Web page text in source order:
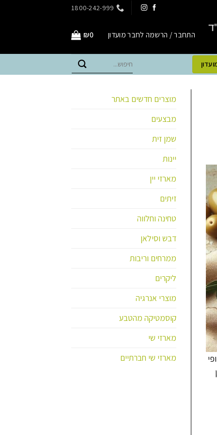
1800-242-999
התחבר / הרשמה לחבר מועדון ₪0
מוצרים חדשים באתר
מבצעים
שמן זית
יינות
מארזי יין
זיתים
טחינה וחלווה
דבש וסילאן
ממרחים וריבות
ליקרים
מוצרי אנרגיה
קוסמטיקה מהטבע
מארזי שי
מארזי שי חברתיים